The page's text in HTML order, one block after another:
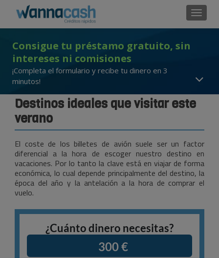
Consigue tu préstamo gratuito, sin
intereses ni comisiones
¡Completa el formulario y recibe tu dinero en 3
minutos!
Destinos ideales que visitar este
verano
El coste de los billetes de avión suele ser un factor
diferencial a la hora de escoger nuestro destino en
vacaciones. Por lo tanto la clave está en viajar de forma
económica, lo cual depende principalmente del destino, la
época del año y la antelación a la hora de comprar el
vuelo.